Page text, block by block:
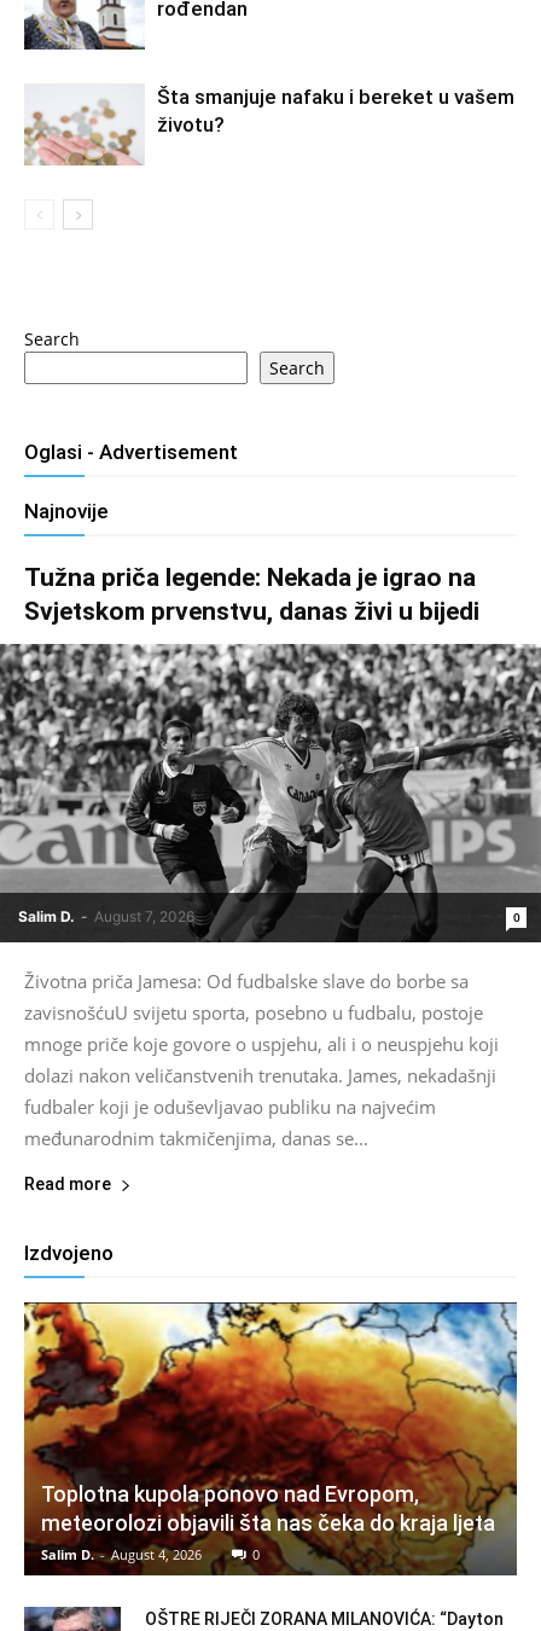
rođendan
Šta smanjuje nafaku i bereket u vašem
životu?
Search
Search
Oglasi - Advertisement
Najnovije
Tužna priča legende: Nekada je igrao na
Svjetskom prvenstvu, danas živi u bijedi
Salim D. - August 7, 2026 0
Životna priča Jamesa: Od fudbalske slave do borbe sa
zavisnošćuU svijetu sporta, posebno u fudbalu, postoje
mnoge priče koje govore o uspjehu, ali i o neuspjehu koji
dolazi nakon veličanstvenih trenutaka. James, nekadašnji
fudbaler koji je oduševljavao publiku na najvećim
međunarodnim takmičenjima, danas se...
Read more
Izdvojeno
Toplotna kupola ponovo nad Evropom,
meteorolozi objavili šta nas čeka do kraja ljeta
Salim D. - August 4, 2026 0
OŠTRE RIJEČI ZORANA MILANOVIĆA: “Dayton